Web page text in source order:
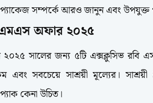
সম্পর্কে আরও জানুন এবং উপযুক্ত
অফার ২০২৫
২০২৫ সালের জন্য ৫টি এক্সক্লুসিভ
এবং সবচেয়ে সাশ্রয়ী মূল্যের।
কেনা উচিত।